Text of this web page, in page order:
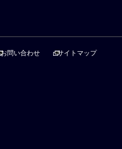
お問い合わせ サイトマップ